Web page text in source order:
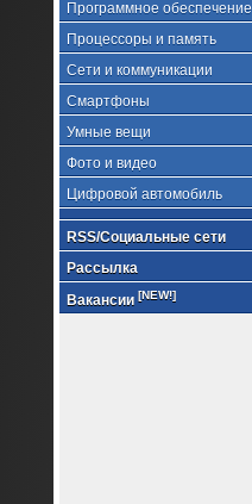
Программное обеспечение
Процессоры и память
Сети и коммуникации
Смартфоны
Умные вещи
Фото и видео
Цифровой автомобиль
RSS/Социальные сети
Рассылка
Вакансии [NEW!]